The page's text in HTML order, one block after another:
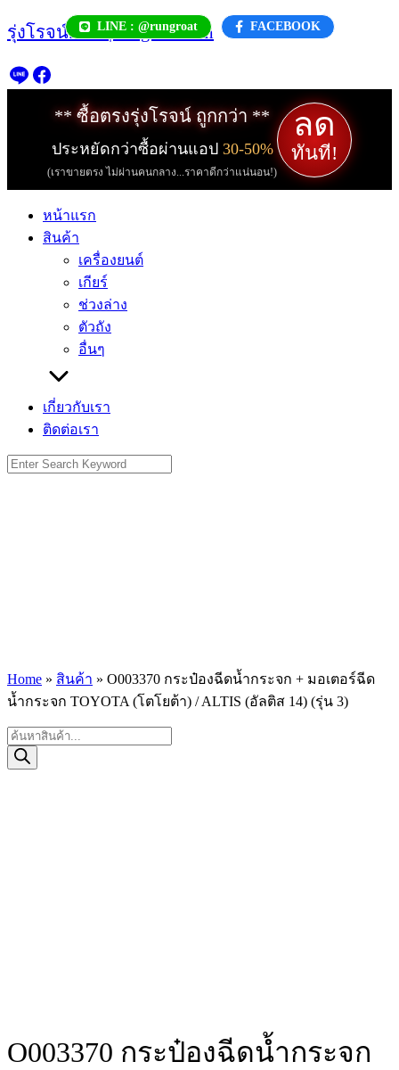
Skip
to
LINE : @rungroat FACEBOOK
รุ่งโรจน์.com | rungroat.com
** ซื้อตรงรุ่งโรจน์ ถูกกว่า **
ประหยัดกว่าซื้อผ่านแอป 30-50%
(เราขายตรง ไม่ผ่านคนกลาง...ราคาดีกว่าแน่นอน!)
ลด
ทันที!
หน้าแรก
สินค้า
เครื่องยนต์
เกียร์
ช่วงล่าง
ตัวถัง
อื่นๆ
เกี่ยวกับเรา
ติดต่อเรา
Search
for:
Home » สินค้า » O003370 กระป๋องฉีดน้ำกระจก + มอเตอร์ฉีด
น้ำกระจก TOYOTA (โตโยต้า) / ALTIS (อัลติส 14) (รุ่น 3)
Products
search
O003370 กระป๋องฉีดน้ำกระจก